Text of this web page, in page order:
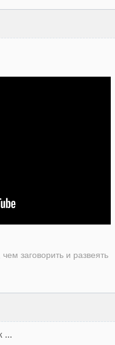
заговорить и развеять
...